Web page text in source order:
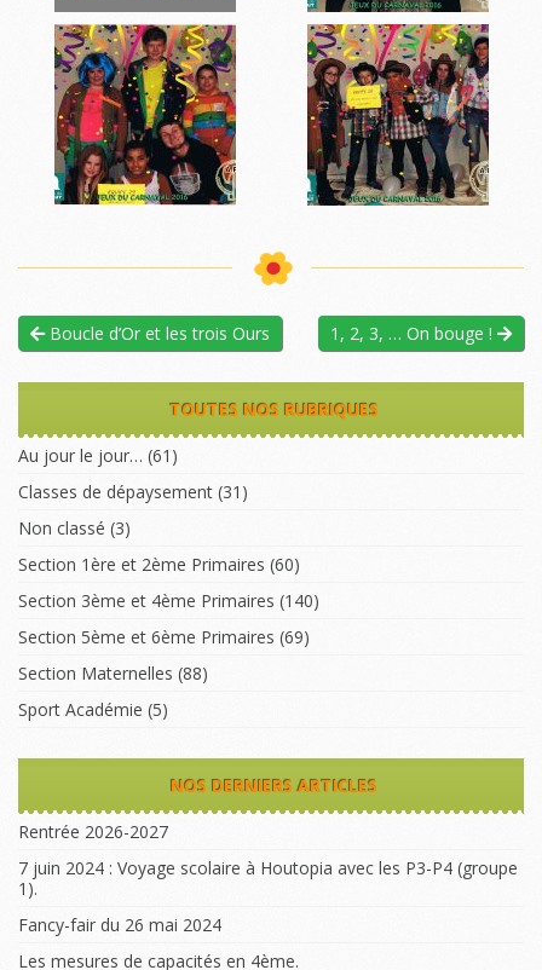
Boucle d’Or et les trois Ours 1, 2, 3, … On bouge !
TOUTES NOS RUBRIQUES
Au jour le jour… (61)
Classes de dépaysement (31)
Non classé (3)
Section 1ère et 2ème Primaires (60)
Section 3ème et 4ème Primaires (140)
Section 5ème et 6ème Primaires (69)
Section Maternelles (88)
Sport Académie (5)
NOS DERNIERS ARTICLES
Rentrée 2026-2027
7 juin 2024 : Voyage scolaire à Houtopia avec les P3-P4 (groupe
1).
Fancy-fair du 26 mai 2024
Les mesures de capacités en 4ème.